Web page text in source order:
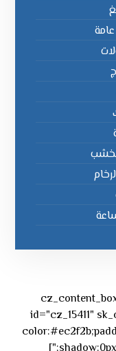
id="cz_15411"